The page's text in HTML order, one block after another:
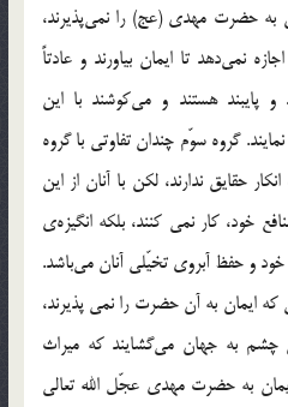
به حضرت مهدی (عج) را نمی‌پذیرند،
نمی‌دهد تا ایمان بیاورند و عادتاً
پایبند هستند و می‌کوشند با این
گروه سوّم چندان تفاوتی با گروه
حقایق ندارند، لکن با آنان از این
خود، کار نمی کنند، بلکه انگیزه‌ی
خود و حفظ آبروی تخیّلی آنان می‌باشد.
ایمان به آن حضرت را نمی پذیرند،
چشم به جهان می‌گشایند که میراث
به حضرت مهدی عجّل الله تعالی